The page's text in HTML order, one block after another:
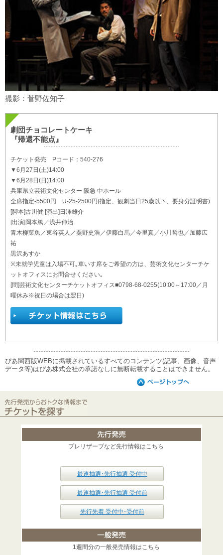
撮影：菅野佐知子
劇団チョコレートケーキ
『帰還不能点』
チケット発売 Pコード：540-276
▼6月27日(土)14:00
▼6月28日(日)14:00
兵庫県立芸術文化センター 阪急 中ホール
全席指定-5500円 U-25-2500円(指定、観劇当日25歳以下、要身分証明書)
[脚本]古川健 [演出]日澤雄介
[出演]岡本篤／浅井伸治
青木柳葉魚／東谷英人／粟野史浩／伊藤白馬／今里真／小川哲也／加藤広
祐
黒沢あすか
※未就学児童は入場不可｡車いす席をご希望の方は、芸術文化センターチケ
ットオフィスにお問合せください｡
[問]芸術文化センターチケットオフィス■0798-68-0255(10:00～17:00／月
曜休み※祝日の場合は翌日)
ぴあ関西版WEBに掲載されているすべてのコンテンツ(記事、画像、音声
データ等)はぴあ株式会社の承諾なしに無断転載することはできません。
プレリザーブなど先行情報はこちら
最速抽選･先行抽選 受付中
最速抽選･先行抽選 受付前
先行先着 受付中･受付前
1週間分の一般発売情報はこちら